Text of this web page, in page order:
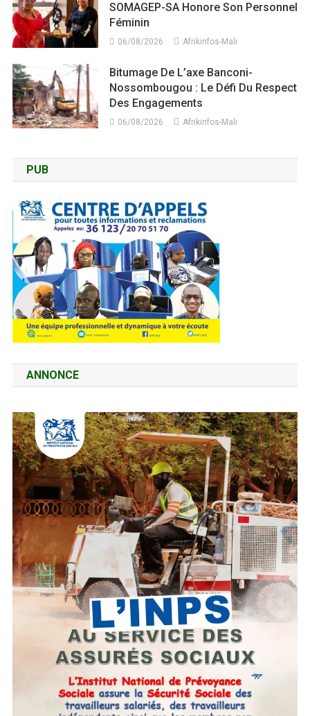
SOMAGEP-SA Honore Son Personnel
Féminin
06/08/2026 Afrikinfos-Mali
Bitumage De L’axe Banconi-
Nossombougou : Le Défi Du Respect
Des Engagements
06/08/2026 Afrikinfos-Mali
PUB
ANNONCE